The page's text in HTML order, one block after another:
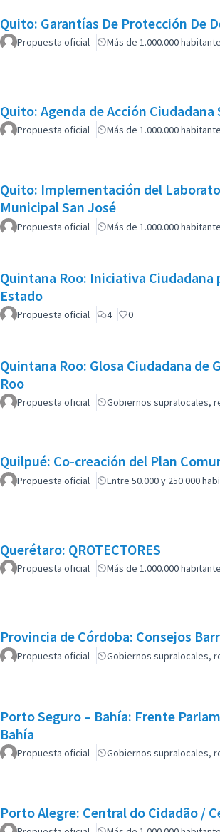
Quito: Garantías De Protección De
Propuesta oficial Más de 1.000.000
Quito: Agenda de Acción
Propuesta oficial Más de 1.000.000
Quito: Implementación del Laboratorio de innovación social de la Unidad Patronato
Municipal San José
Propuesta oficial Más de 1.000.000
Quintana Roo: Iniciativa
Estado
Propuesta oficial 4 0
Quintana Roo: Glosa Ciudadana
Roo
Propuesta oficial Gobiernos supralocales,
Quilpué: Co-creación del Plan
Propuesta oficial Entre 50.000 y 250.000
Querétaro: QROTECTORES
Propuesta oficial Más de 1.000.000
Provincia de Córdoba: Consejos
Propuesta oficial Gobiernos supralocales,
Porto Seguro – Bahía: Frente
Bahía
Propuesta oficial Gobiernos supralocales,
Porto Alegre: Central do Cidadão /